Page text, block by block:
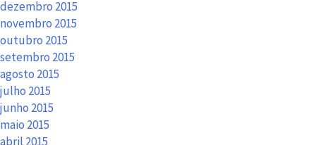
dezembro 2015
novembro 2015
outubro 2015
setembro 2015
agosto 2015
julho 2015
junho 2015
maio 2015
abril 2015